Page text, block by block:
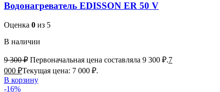
Водонагреватель EDISSON ER 50 V
Оценка 0 из 5
В наличии
9 300₽ Первоначальная цена составляла 9 300 ₽.7
000 ₽Текущая цена: 7 000 ₽.
В корзину
-16%